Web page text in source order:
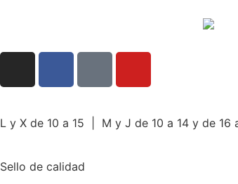
L y X de 10 a 15 | M y J de 10 a 14 y de
Sello de calidad